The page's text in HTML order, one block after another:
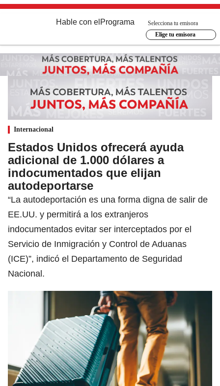
Hable con el Programa
Selecciona tu emisora
Elige tu emisora
Internacional
Estados Unidos ofrecerá ayuda
adicional de 1.000 dólares a
indocumentados que elijan
autodeportarse
“La autodeportación es una forma digna de salir de
EE.UU. y permitirá a los extranjeros
indocumentados evitar ser interceptados por el
Servicio de Inmigración y Control de Aduanas
(ICE)”, indicó el Departamento de Seguridad
Nacional.